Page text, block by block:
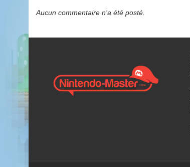
Aucun commentaire n'a été posté.